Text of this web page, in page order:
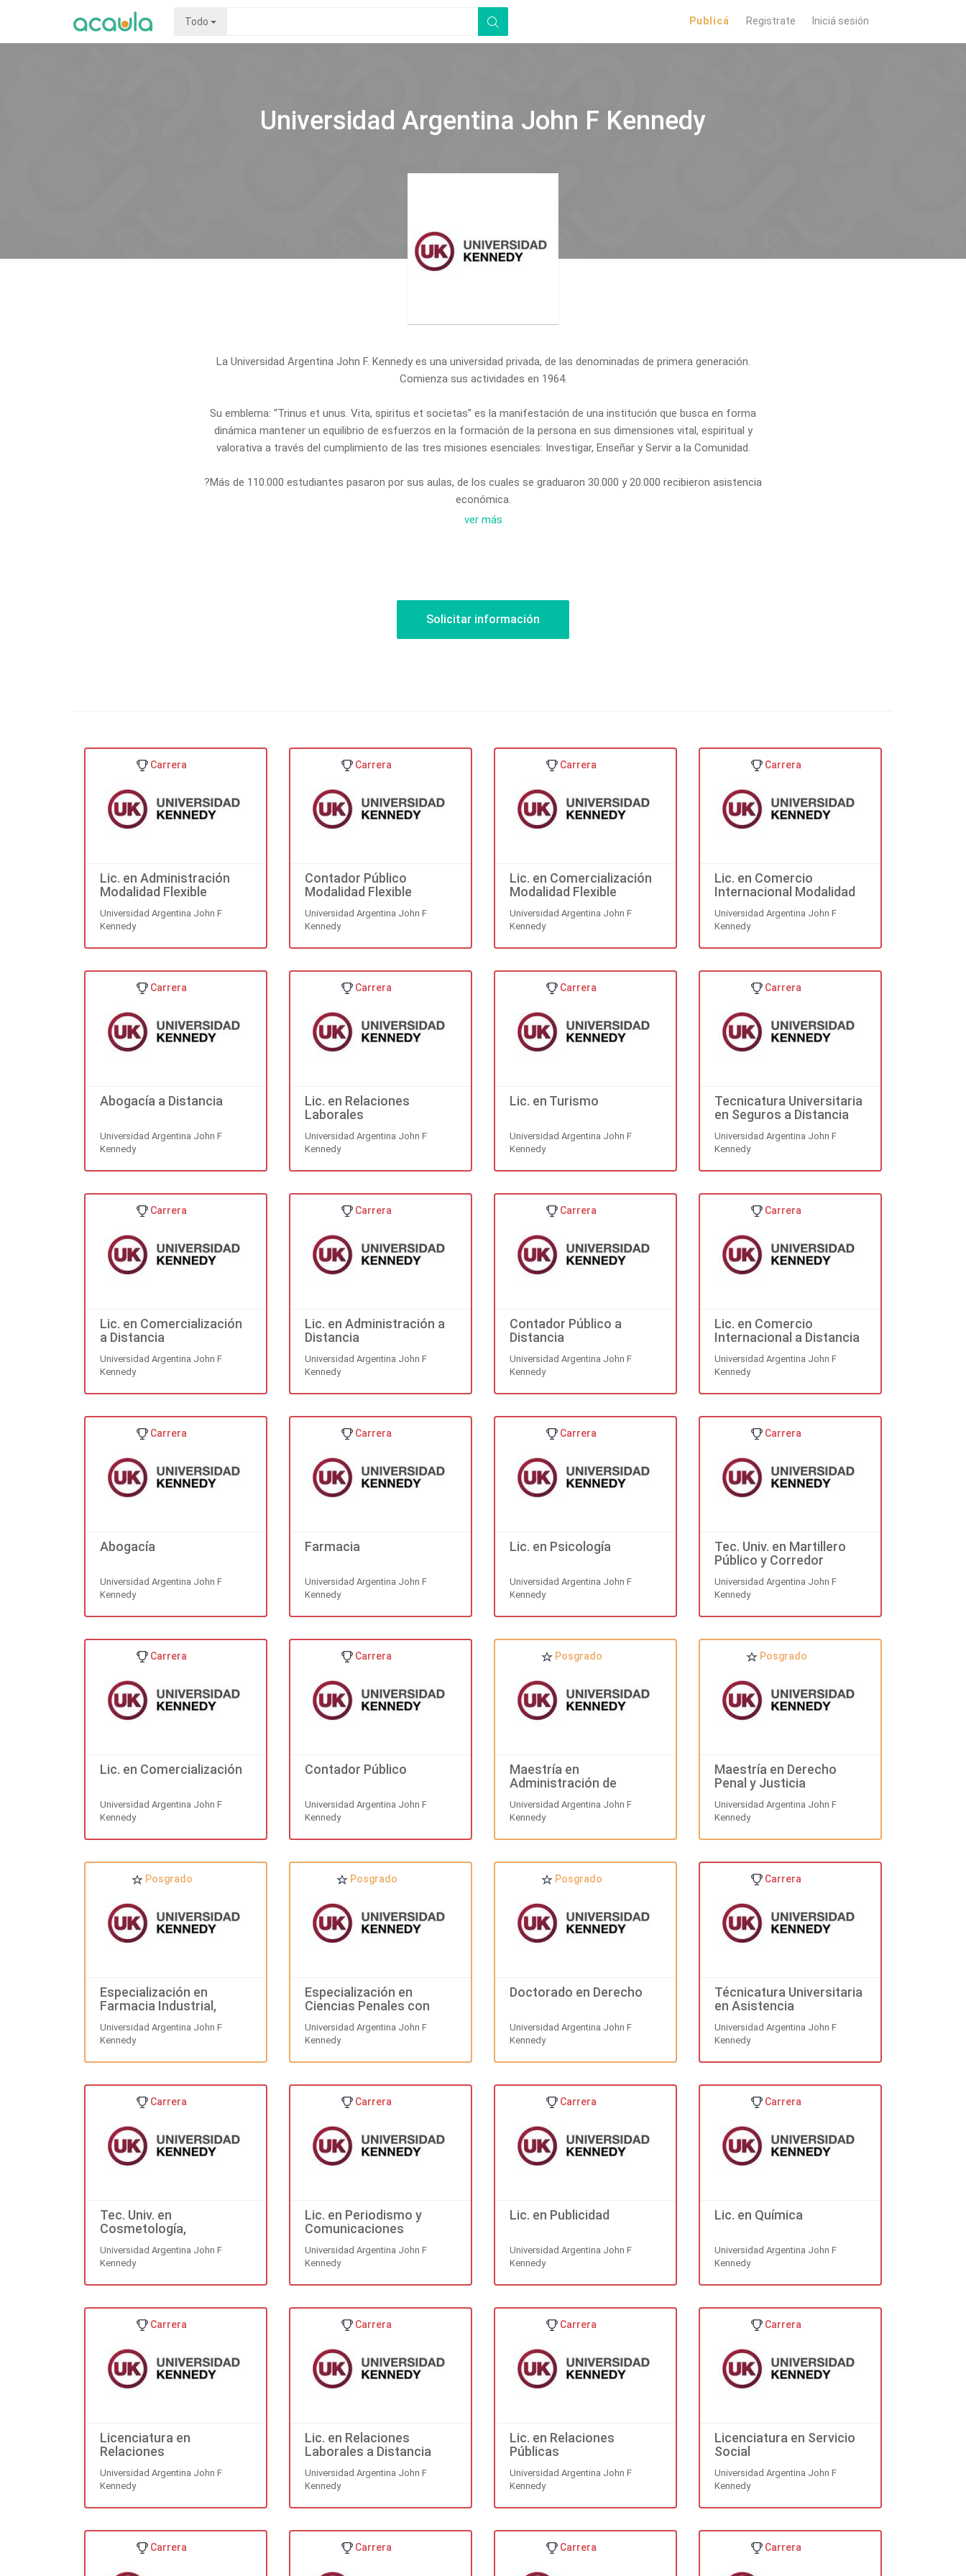
Todo Publicá Registrate Iniciá sesión
Universidad Argentina John F Kennedy
La Universidad Argentina John F. Kennedy es una universidad privada, de las denominadas de primera generación.
Comienza sus actividades en 1964.
Su emblema: “Trinus et unus. Vita, spiritus et societas” es la manifestación de una institución que busca en forma
dinámica mantener un equilibrio de esfuerzos en la formación de la persona en sus dimensiones vital, espiritual y
valorativa a través del cumplimiento de las tres misiones esenciales: Investigar, Enseñar y Servir a la Comunidad.
?Más de 110.000 estudiantes pasaron por sus aulas, de los cuales se graduaron 30.000 y 20.000 recibieron asistencia
económica.
?1 Escuela Especial de Pregrado estimula la conformación de verdaderos estudiantes universitarios.
?1.100 docentes nos acompañan en la labor de enseñanza y aprendizaje de saberes y actitudes.
?26 edificios propios en la ciudad de Buenos Aires, Lanús y San Isidro.
?Una biblioteca actualizada permanentemente opera como centro de actividades de docencia y de investigación.
ver más
Solicitar información
Lic. en Administración
Modalidad Flexible
Universidad Argentina John F
Kennedy
Carrera
Contador Público
Modalidad Flexible
Universidad Argentina John F
Kennedy
Carrera
Lic. en Comercialización
Modalidad Flexible
Universidad Argentina John F
Kennedy
Carrera
Lic. en Comercio
Internacional Modalidad
Universidad Argentina John F
Kennedy
Carrera
Abogacía a Distancia
Universidad Argentina John F
Kennedy
Carrera
Lic. en Relaciones
Laborales
Universidad Argentina John F
Kennedy
Carrera
Lic. en Turismo
Universidad Argentina John F
Kennedy
Carrera
Tecnicatura Universitaria
en Seguros a Distancia
Universidad Argentina John F
Kennedy
Carrera
Lic. en Comercialización
a Distancia
Universidad Argentina John F
Kennedy
Carrera
Lic. en Administración a
Distancia
Universidad Argentina John F
Kennedy
Carrera
Contador Público a
Distancia
Universidad Argentina John F
Kennedy
Carrera
Lic. en Comercio
Internacional a Distancia
Universidad Argentina John F
Kennedy
Carrera
Abogacía
Universidad Argentina John F
Kennedy
Carrera
Farmacia
Universidad Argentina John F
Kennedy
Carrera
Lic. en Psicología
Universidad Argentina John F
Kennedy
Carrera
Tec. Univ. en Martillero
Público y Corredor
Universidad Argentina John F
Kennedy
Carrera
Lic. en Comercialización
Universidad Argentina John F
Kennedy
Carrera
Contador Público
Universidad Argentina John F
Kennedy
Carrera
Maestría en
Administración de
Universidad Argentina John F
Kennedy
Posgrado
Maestría en Derecho
Penal y Justicia
Universidad Argentina John F
Kennedy
Posgrado
Especialización en
Farmacia Industrial,
Médicos
Universidad Argentina John F
Kennedy
Posgrado
Especialización en
Ciencias Penales con
Universidad Argentina John F
Kennedy
Posgrado
Doctorado en Derecho
Universidad Argentina John F
Kennedy
Posgrado
Técnicatura Universitaria
en Asistencia
Universidad Argentina John F
Kennedy
Carrera
Tec. Univ. en
Cosmetología,
Universidad Argentina John F
Kennedy
Carrera
Lic. en Periodismo y
Comunicaciones
Universidad Argentina John F
Kennedy
Carrera
Lic. en Publicidad
Universidad Argentina John F
Kennedy
Carrera
Lic. en Química
Universidad Argentina John F
Kennedy
Carrera
Licenciatura en
Relaciones
Universidad Argentina John F
Kennedy
Carrera
Lic. en Relaciones
Laborales a Distancia
Universidad Argentina John F
Kennedy
Carrera
Lic. en Relaciones
Públicas
Universidad Argentina John F
Kennedy
Carrera
Licenciatura en Servicio
Social
Universidad Argentina John F
Kennedy
Carrera
Carrera Carrera Carrera Carrera